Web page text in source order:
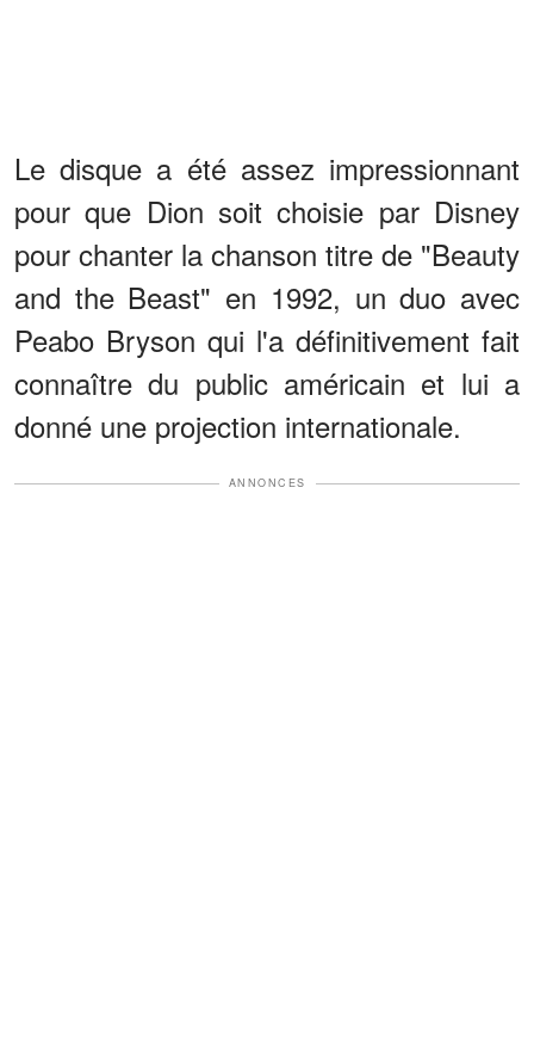
Le disque a été assez impressionnant
pour que Dion soit choisie par Disney
pour chanter la chanson titre de "Beauty
and the Beast" en 1992, un duo avec
Peabo Bryson qui l'a définitivement fait
connaître du public américain et lui a
donné une projection internationale.
ANNONCES